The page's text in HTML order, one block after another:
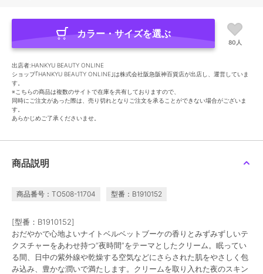
カラー・サイズを選ぶ
80人
出店者:HANKYU BEAUTY ONLINE
ショップ｢HANKYU BEAUTY ONLINE｣は株式会社阪急阪神百貨店が出店し、運営していま
す。
※こちらの商品は複数のサイトで在庫を共有しておりますので、
同時にご注文があった際は、売り切れとなりご注文を承ることができない場合がございま
す。
あらかじめご了承くださいませ。
商品説明
商品番号：TO508-11704 型番：B1910152
[型番：B1910152]
おだやかで心地よいナイトベルベットブーケの香りとみずみずしいテ
クスチャーをあわせ持つ“夜時間”をテーマとしたクリーム。眠ってい
る間、日中の紫外線や乾燥する空気などにさらされた肌をやさしく包
み込み、豊かな潤いで満たします。クリームを取り入れた夜のスキン